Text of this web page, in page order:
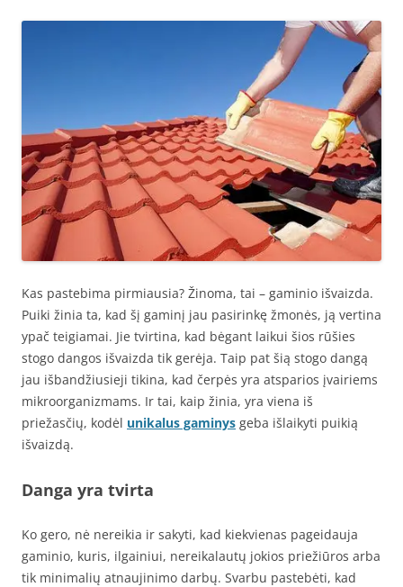
Kas pastebima pirmiausia? Žinoma, tai – gaminio išvaizda.
Puiki žinia ta, kad šį gaminį jau pasirinkę žmonės, ją vertina
ypač teigiamai. Jie tvirtina, kad bėgant laikui šios rūšies
stogo dangos išvaizda tik gerėja. Taip pat šią stogo dangą
jau išbandžiusieji tikina, kad čerpės yra atsparios įvairiems
mikroorganizmams. Ir tai, kaip žinia, yra viena iš
priežasčių, kodėl unikalus gaminys geba išlaikyti puikią
išvaizdą.
Danga yra tvirta
Ko gero, nė nereikia ir sakyti, kad kiekvienas pageidauja
gaminio, kuris, ilgainiui, nereikalautų jokios priežiūros arba
tik minimalių atnaujinimo darbų. Svarbu pastebėti, kad